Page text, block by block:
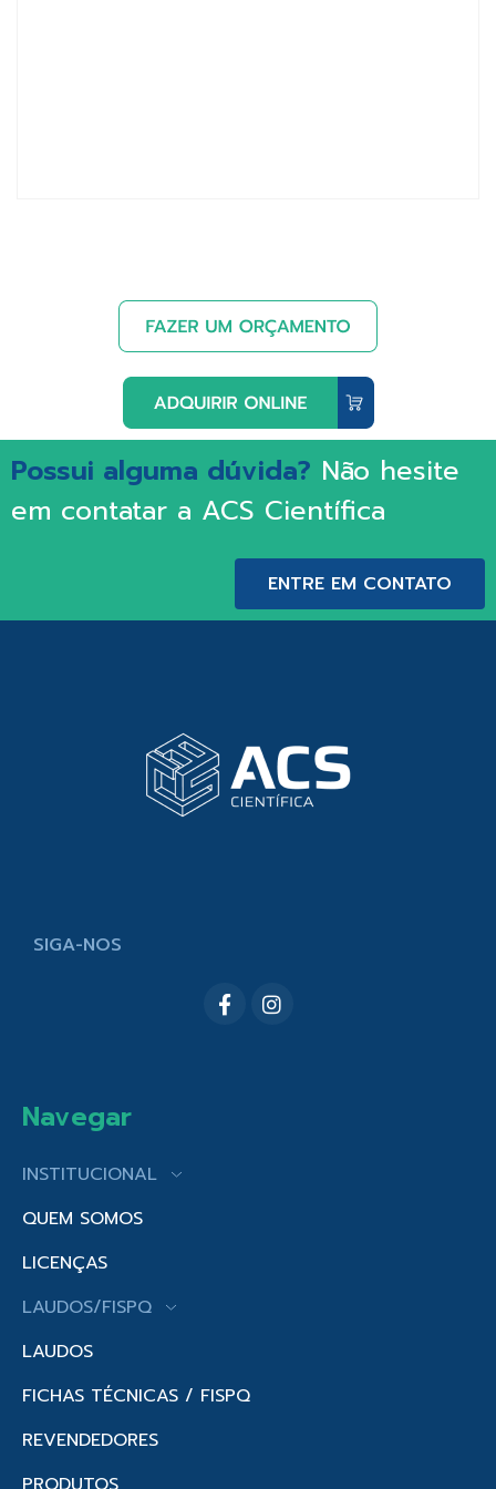
Possui alguma dúvida? Não hesite
em contatar a ACS Científica
ENTRE EM CONTATO
SIGA-NOS
Navegar
INSTITUCIONAL
QUEM SOMOS
LICENÇAS
LAUDOS/FISPQ
LAUDOS
FICHAS TÉCNICAS / FISPQ
REVENDEDORES